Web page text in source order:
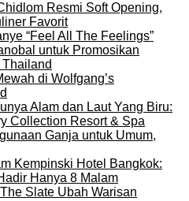
Resmi Soft Opening,
Favorit
“Feel All The Feelings”
untuk Promosikan
di Wolfgang’s
Alam dan Laut Yang Biru:
Collection Resort & Spa
Ganja untuk Umum,
Kempinski Hotel Bangkok:
Hanya 8 Malam
Slate Ubah Warisan